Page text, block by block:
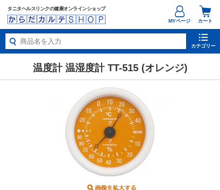
タニタヘルスリンクの健康オンラインショップ
カート
MYページ
カテゴリー
温度計 温湿度計 TT-515 (オレンジ)